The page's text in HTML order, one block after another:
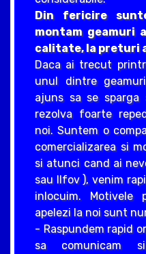
Din fericire
montam geamuri
calitate, la preturi
Daca ai trecut
unul dintre
ajuns sa se
rezolva foarte
noi. Suntem o
comercializarea si
si atunci cand ai
sau Ilfov ), venim
inlocuim. Motivele
apelezi la noi sunt
- Raspundem rapid
sa comunicam